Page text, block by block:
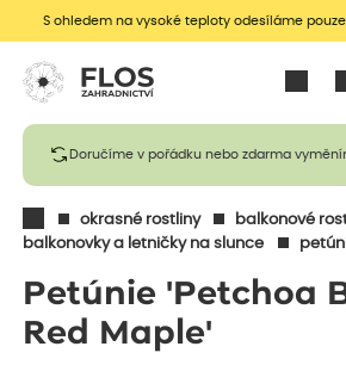
S ohledem na vysoké teploty odesíláme
Doručíme v pořádku nebo zdarma
okrasné rostliny
balkonové
balkonovky a letničky na slunce
Petúnie 'Petchoa
Red Maple'